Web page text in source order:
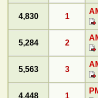
1
4,830
2
5,284
3
5,563
1
4,448